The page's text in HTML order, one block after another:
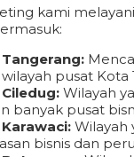
kami
pusat Kota
Wilayah
banyak pusat
Wilayah
bisnis dan